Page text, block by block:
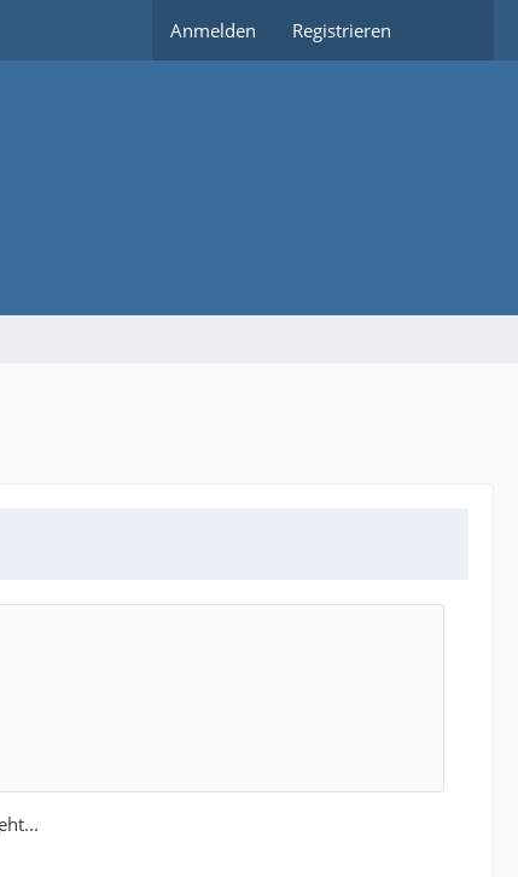
Anmelden Registrieren